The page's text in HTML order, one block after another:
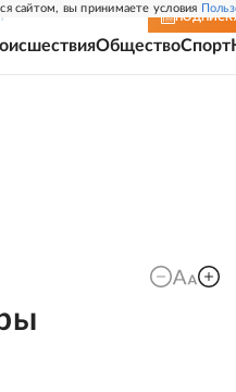
сайтом, вы принимаете условия
ОбществоСпорт